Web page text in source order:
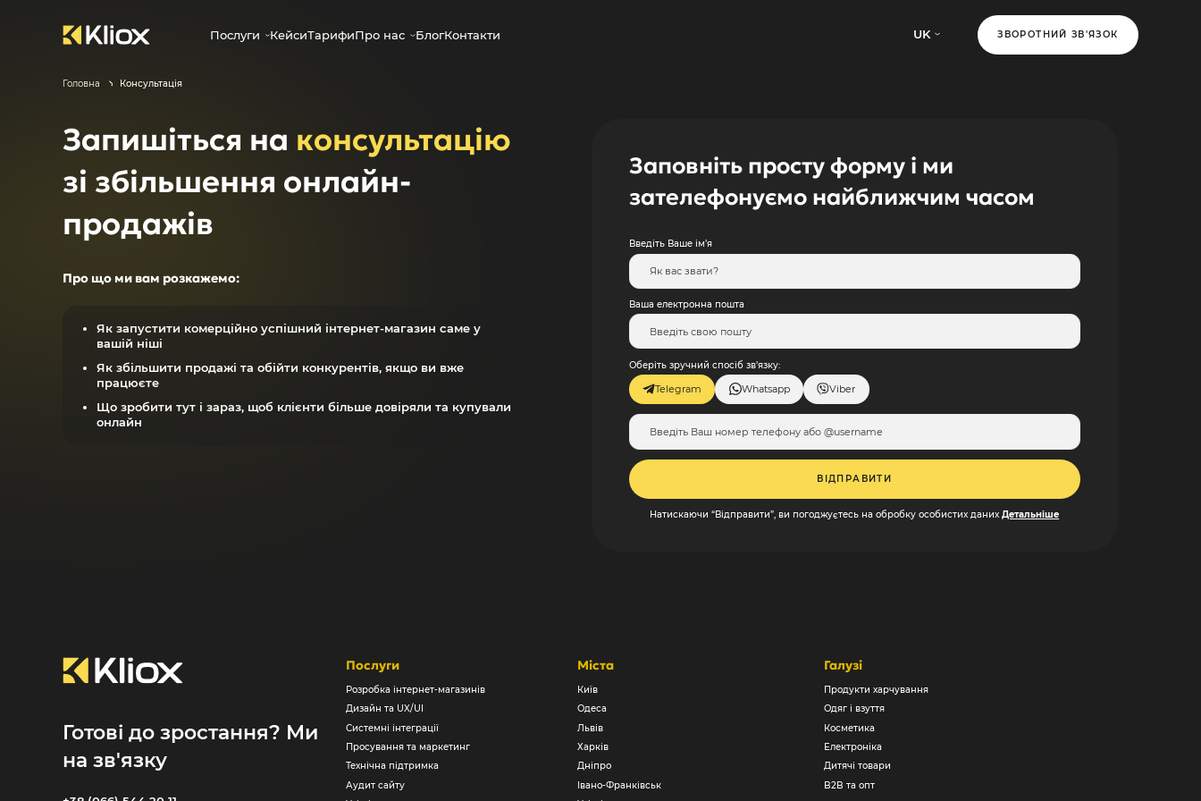
Послуги КейсиТарифиПро нас БлогКонтакти UK ЗВОРОТНИЙ ЗВ'ЯЗОК
Головна Консультація
Запишіться на консультацію
зі збільшення онлайн-
продажів
Про що ми вам розкажемо:
Як запустити комерційно успішний інтернет-магазин саме у
вашій ніші
Як збільшити продажі та обійти конкурентів, якщо ви вже
працюєте
Що зробити тут і зараз, щоб клієнти більше довіряли та купували
онлайн
Заповніть просту форму і ми
зателефонуємо найближчим часом
Введіть Ваше ім’я
Ваша електронна пошта
Оберіть зручний спосіб зв’язку:
Telegram Whatsapp Viber
ВІДПРАВИТИ
Натискаючи “Відправити”, ви погоджуєтесь на обробку особистих данихДетальніше
Готові до зростання? Ми
на зв'язку
Послуги
Розробка інтернет-магазинів
Дизайн та UX/UI
Системні інтеграції
Просування та маркетинг
Технічна підтримка
Аудит сайту
Міста
Київ
Одеса
Львів
Харків
Дніпро
Івано-Франківськ
Галузі
Продукти харчування
Одяг і взуття
Косметика
Електроніка
Дитячі товари
B2B та опт